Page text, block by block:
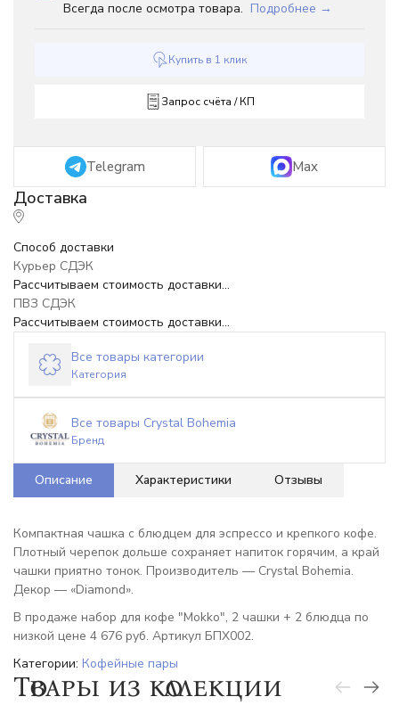
Всегда после осмотра товара. Подробнее →
Купить в 1 клик
Запрос счёта / КП
Telegram Max
Способ доставки
Курьер СДЭК
Рассчитываем стоимость доставки...
ПВЗ СДЭК
Рассчитываем стоимость доставки...
Все товары категории
Категория
Все товары Crystal Bohemia
Бренд
Описание Характеристики Отзывы
Компактная чашка с блюдцем для эспрессо и крепкого кофе.
Плотный черепок дольше сохраняет напиток горячим, а край
чашки приятно тонок. Производитель — Crystal Bohemia.
Декор — «Diamond».
В продаже набор для кофе "Mokko", 2 чашки + 2 блюдца по
низкой цене 4 676 руб. Артикул БПХ002.
Категории: Кофейные пары
Товары из коллекции